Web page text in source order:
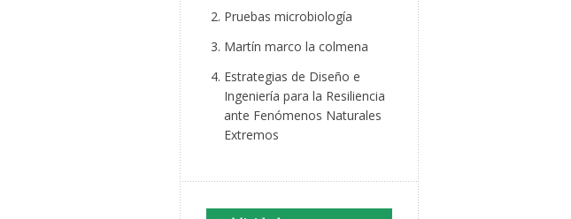
Pruebas microbiología
Martín marco la colmena
Estrategias de Diseño e
Ingeniería para la Resiliencia
ante Fenómenos Naturales
Extremos